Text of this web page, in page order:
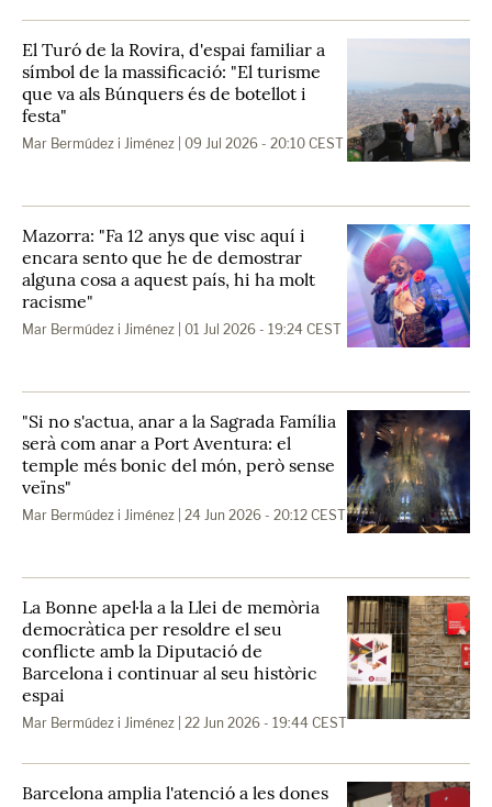
El Turó de la Rovira, d'espai familiar a
símbol de la massificació: "El turisme
que va als Búnquers és de botellot i
festa"
Mar Bermúdez i Jiménez | 09 Jul 2026 - 20:10 CEST
Mazorra: "Fa 12 anys que visc aquí i
encara sento que he de demostrar
alguna cosa a aquest país, hi ha molt
racisme"
Mar Bermúdez i Jiménez | 01 Jul 2026 - 19:24 CEST
"Si no s'actua, anar a la Sagrada Família
serà com anar a Port Aventura: el
temple més bonic del món, però sense
veïns"
Mar Bermúdez i Jiménez | 24 Jun 2026 - 20:12 CEST
La Bonne apel·la a la Llei de memòria
democràtica per resoldre el seu
conflicte amb la Diputació de
Barcelona i continuar al seu històric
espai
Mar Bermúdez i Jiménez | 22 Jun 2026 - 19:44 CEST
Barcelona amplia l'atenció a les dones